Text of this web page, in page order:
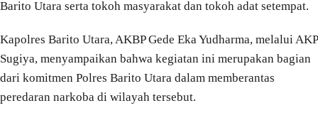
Barito Utara serta tokoh masyarakat dan tokoh adat setempat.
Kapolres Barito Utara, AKBP Gede Eka Yudharma, melalui AKP
Sugiya, menyampaikan bahwa kegiatan ini merupakan bagian
dari komitmen Polres Barito Utara dalam memberantas
peredaran narkoba di wilayah tersebut.